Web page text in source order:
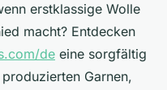
erstklassige Wolle
macht? Entdecken
de eine sorgfältig
Garnen,